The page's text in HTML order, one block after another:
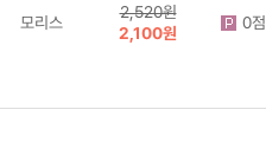
모리스
2,520원
2,100원
0점